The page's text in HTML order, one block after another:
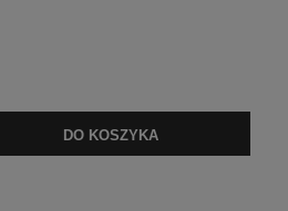
DO KOSZYKA